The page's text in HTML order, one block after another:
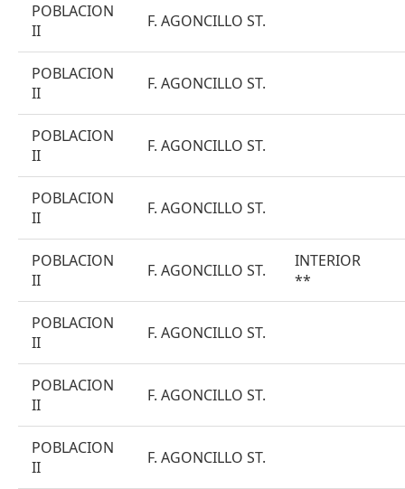
POBLACION
II
F. AGONCILLO ST.
POBLACION
II
F. AGONCILLO ST.
POBLACION
II
F. AGONCILLO ST.
POBLACION
II
F. AGONCILLO ST.
POBLACION
II
F. AGONCILLO ST.
INTERIOR
**
POBLACION
II
F. AGONCILLO ST.
POBLACION
II
F. AGONCILLO ST.
POBLACION
II
F. AGONCILLO ST.